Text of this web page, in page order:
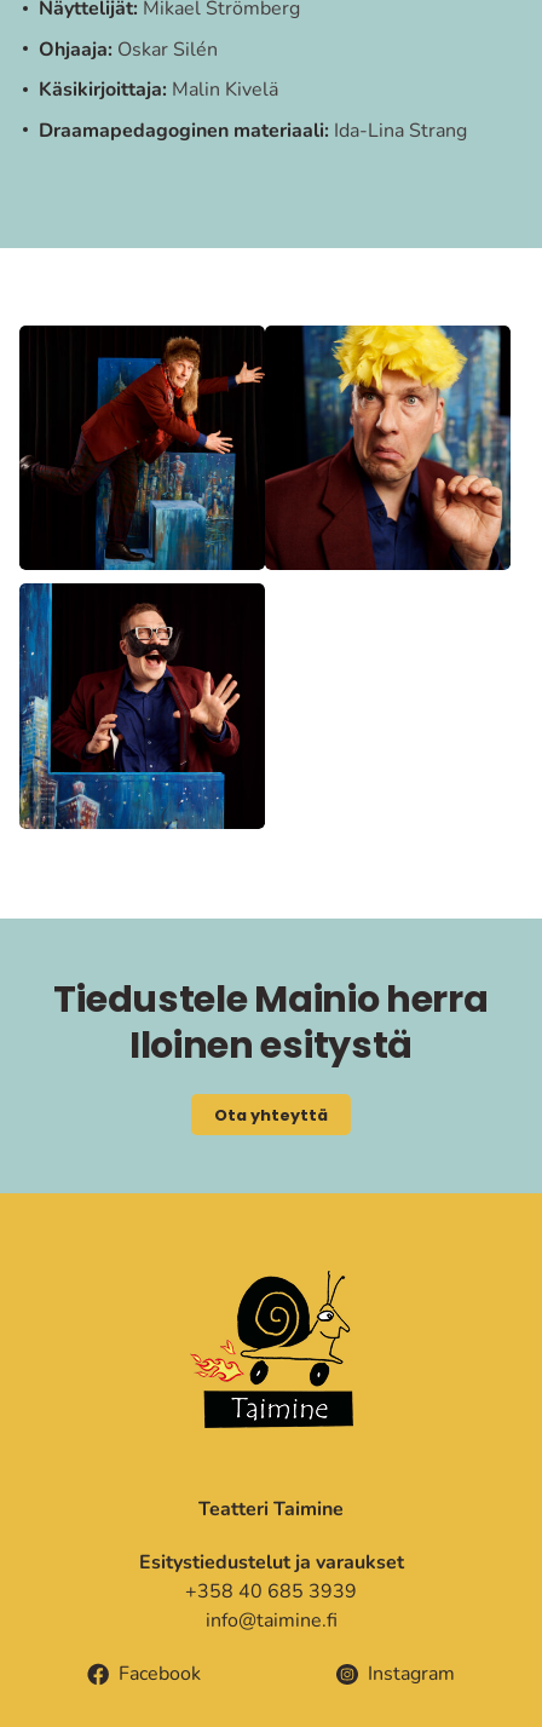
Näyttelijät: Mikael Strömberg
Ohjaaja: Oskar Silén
Käsikirjoittaja: Malin Kivelä
Draamapedagoginen materiaali: Ida-Lina Strang
Tiedustele Mainio herra
Iloinen esitystä
Ota yhteyttä
Teatteri Taimine
Esitystiedustelut ja varaukset
+358 40 685 3939
info@taimine.fi
Facebook
Instagram